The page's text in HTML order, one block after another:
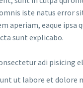
iste natus error
aperiam, eaque ipsa
sunt explicabo.
adi pisicing
ut labore et dolore